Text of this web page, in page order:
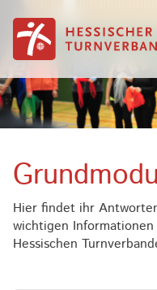
Hier findet ihr
wichtigen
Hessischen